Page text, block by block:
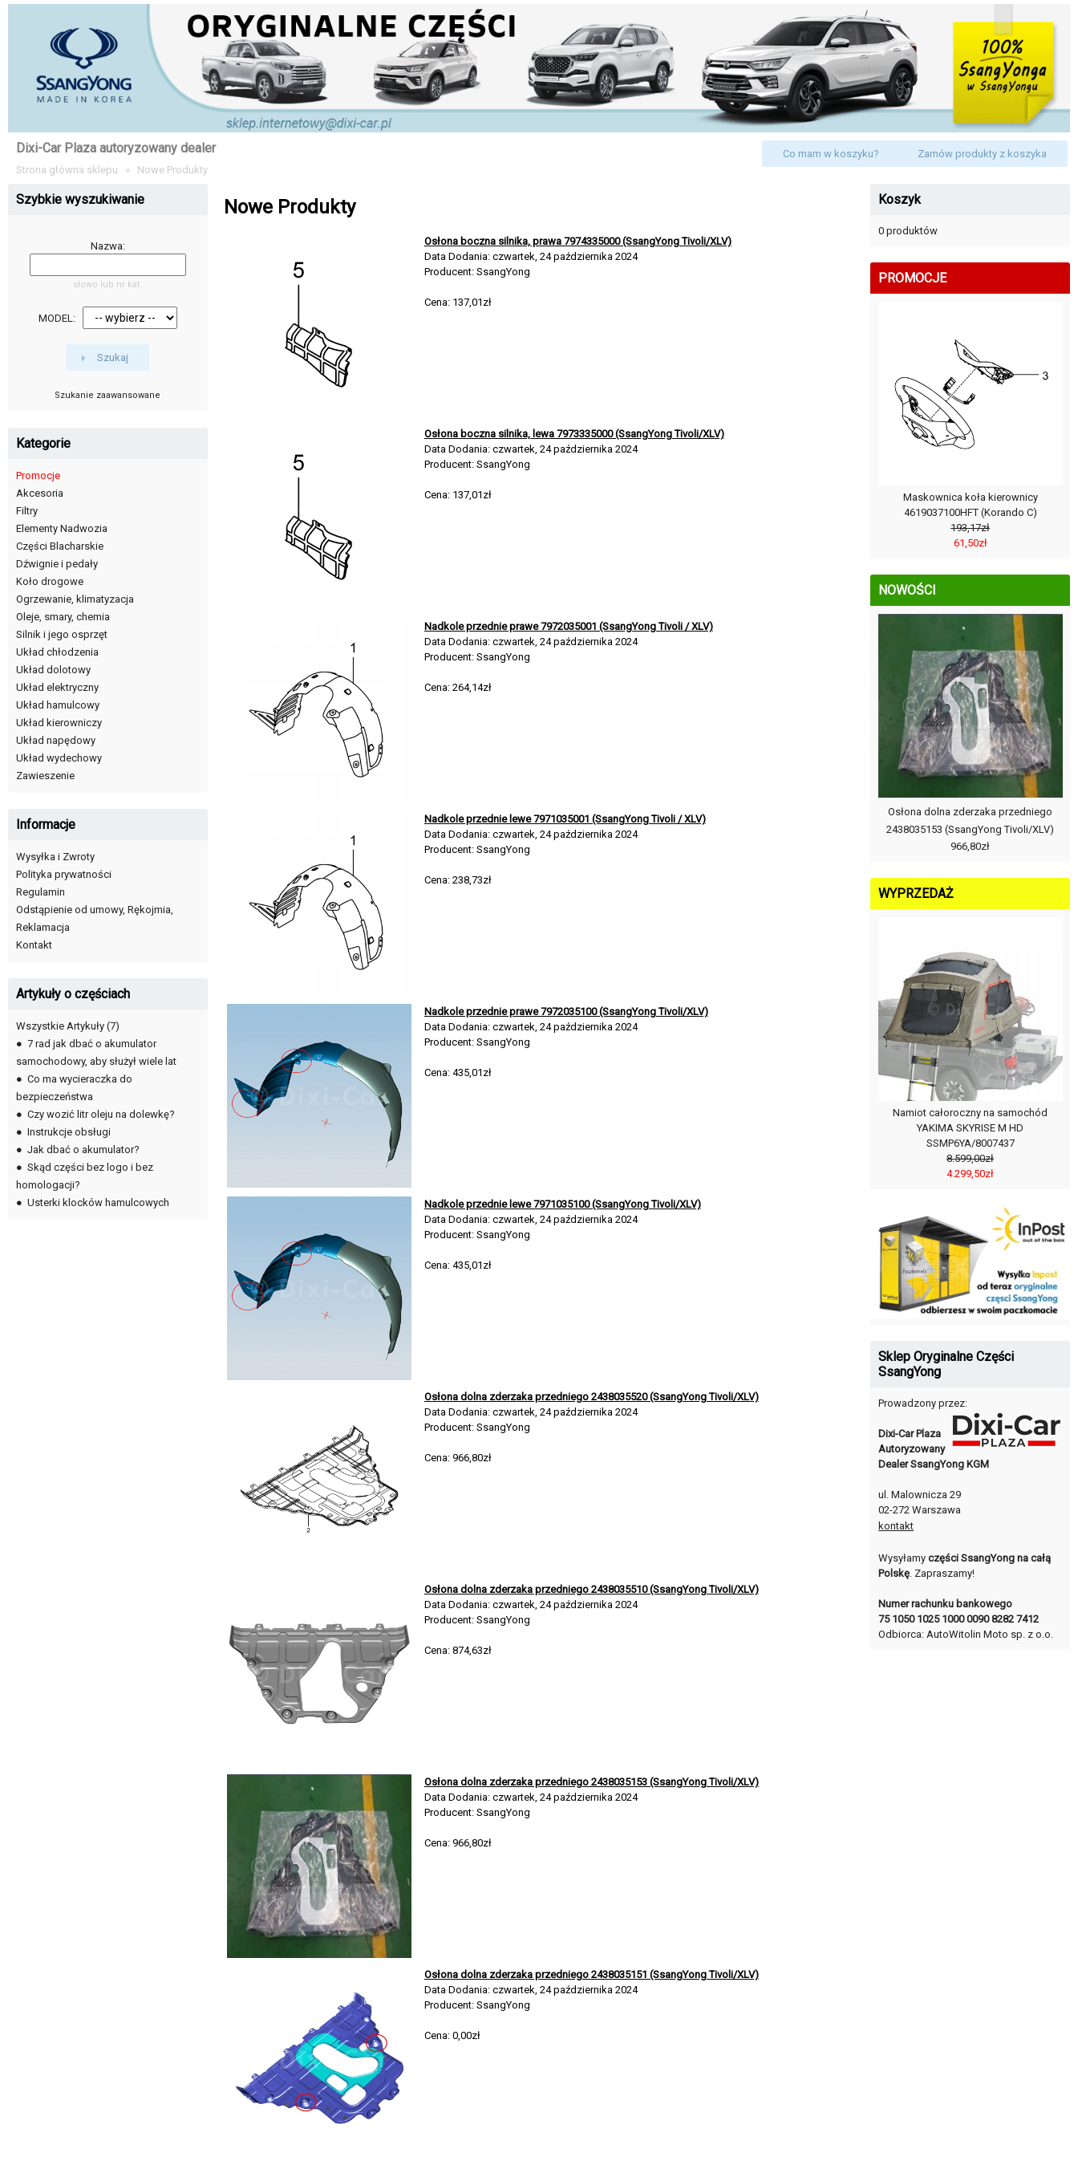
Dixi-Car Plaza autoryzowany dealer
Strona główna sklepu » Nowe Produkty
Co mam w koszyku? Zamów produkty z koszyka
Nowe Produkty
Osłona boczna silnika, prawa 7974335000 (SsangYong Tivoli/XLV)
Data Dodania: czwartek, 24 października 2024
Producent: SsangYong
Cena: 137,01zł
Osłona boczna silnika, lewa 7973335000 (SsangYong Tivoli/XLV)
Data Dodania: czwartek, 24 października 2024
Producent: SsangYong
Cena: 137,01zł
Nadkole przednie prawe 7972035001 (SsangYong Tivoli / XLV)
Data Dodania: czwartek, 24 października 2024
Producent: SsangYong
Cena: 264,14zł
Nadkole przednie lewe 7971035001 (SsangYong Tivoli / XLV)
Data Dodania: czwartek, 24 października 2024
Producent: SsangYong
Cena: 238,73zł
Nadkole przednie prawe 7972035100 (SsangYong Tivoli/XLV)
Data Dodania: czwartek, 24 października 2024
Producent: SsangYong
Cena: 435,01zł
Nadkole przednie lewe 7971035100 (SsangYong Tivoli/XLV)
Data Dodania: czwartek, 24 października 2024
Producent: SsangYong
Cena: 435,01zł
Osłona dolna zderzaka przedniego 2438035520 (SsangYong Tivoli/XLV)
Data Dodania: czwartek, 24 października 2024
Producent: SsangYong
Cena: 966,80zł
Osłona dolna zderzaka przedniego 2438035510 (SsangYong Tivoli/XLV)
Data Dodania: czwartek, 24 października 2024
Producent: SsangYong
Cena: 874,63zł
Osłona dolna zderzaka przedniego 2438035153 (SsangYong Tivoli/XLV)
Data Dodania: czwartek, 24 października 2024
Producent: SsangYong
Cena: 966,80zł
Osłona dolna zderzaka przedniego 2438035151 (SsangYong Tivoli/XLV)
Data Dodania: czwartek, 24 października 2024
Producent: SsangYong
Cena: 0,00zł
Szybkie wyszukiwanie
Nazwa:
słowo lub nr kat.
MODEL:
Szukaj
Szukanie zaawansowane
Kategorie
Promocje
Akcesoria
Filtry
Elementy Nadwozia
Części Blacharskie
Dźwignie i pedały
Koło drogowe
Ogrzewanie, klimatyzacja
Oleje, smary, chemia
Silnik i jego osprzęt
Układ chłodzenia
Układ dolotowy
Układ elektryczny
Układ hamulcowy
Układ kierowniczy
Układ napędowy
Układ wydechowy
Zawieszenie
Informacje
Wysyłka i Zwroty
Polityka prywatności
Regulamin
Odstąpienie od umowy, Rękojmia,
Reklamacja
Kontakt
Artykuły o częściach
Wszystkie Artykuły (7)
● 7 rad jak dbać o akumulator
samochodowy, aby służył wiele lat
● Co ma wycieraczka do
bezpieczeństwa
● Czy wozić litr oleju na dolewkę?
● Instrukcje obsługi
● Jak dbać o akumulator?
● Skąd części bez logo i bez
homologacji?
● Usterki klocków hamulcowych
Koszyk
0 produktów
PROMOCJE
Maskownica koła kierownicy
4619037100HFT (Korando C)
193,17zł
61,50zł
NOWOŚCI
Osłona dolna zderzaka przedniego
2438035153 (SsangYong Tivoli/XLV)
966,80zł
WYPRZEDAŻ
Namiot całoroczny na samochód
YAKIMA SKYRISE M HD
SSMP6YA/8007437
8.599,00zł
4.299,50zł
Sklep Oryginalne Części
SsangYong
Prowadzony przez:
Dixi-Car Plaza
Autoryzowany
Dealer SsangYong KGM
ul. Malownicza 29
02-272 Warszawa
kontakt
Wysyłamyczęści SsangYong na całą
Polskę. Zapraszamy!
Numer rachunku bankowego
75 1050 1025 1000 0090 8282 7412
Odbiorca: AutoWitolin Moto sp. z o.o.